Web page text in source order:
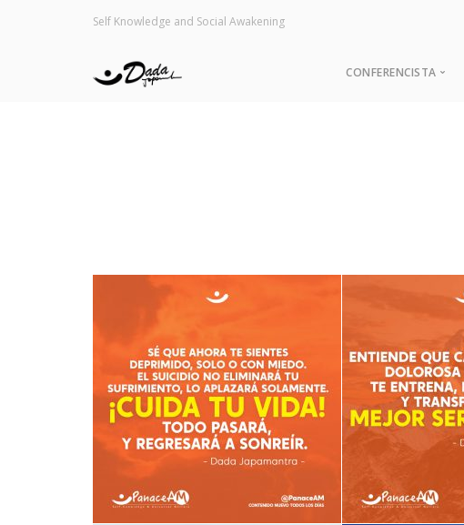
Self Knowledge and Social Awakening
CONFERENCISTA